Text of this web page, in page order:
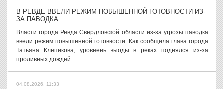
В РЕВДЕ ВВЕЛИ РЕЖИМ ПОВЫШЕННОЙ ГОТОВНОСТИ ИЗ-
ЗА ПАВОДКА
Власти города Ревда Свердловской области из-за угрозы паводка
ввели режим повышенной готовности. Как сообщила глава города
Татьяна Клепикова, уровеень выоды в реках поднялся из-за
проливных дождей. ...
04.08.2026, 11:33